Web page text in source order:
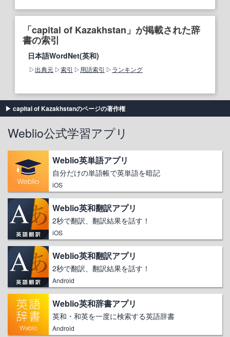
「capital of Kazakhstan」が掲載された辞
書の索引
日本語WordNet(英和)
出典元 索引 用語索引 ランキング
capital of Kazakhstanのページの著作権
Weblio公式学習アプリ
Weblio英単語アプリ
自分だけの単語帳で英単語を暗記
iOS
Weblio英和翻訳アプリ
2秒で翻訳、翻訳結果を話す！
iOS
Weblio英和翻訳アプリ
2秒で翻訳、翻訳結果を話す！
Android
Weblio英和辞書アプリ
英和・和英を一度に検索する英語辞書
Android